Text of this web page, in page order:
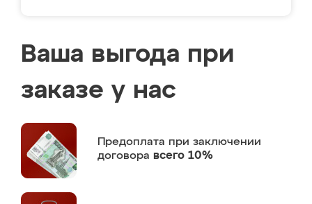
Ваша выгода при
заказе у нас
Предоплата при заключении
договора всего 10%